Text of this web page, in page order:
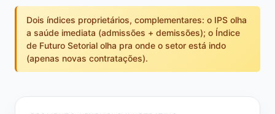
Dois índices proprietários, complementares: o IPS olha
a saúde imediata (admissões + demissões); o Índice
de Futuro Setorial olha pra onde o setor está indo
(apenas novas contratações).